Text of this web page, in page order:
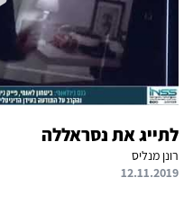
לתייג את נסראללה
רונן מנליס
12.11.2019